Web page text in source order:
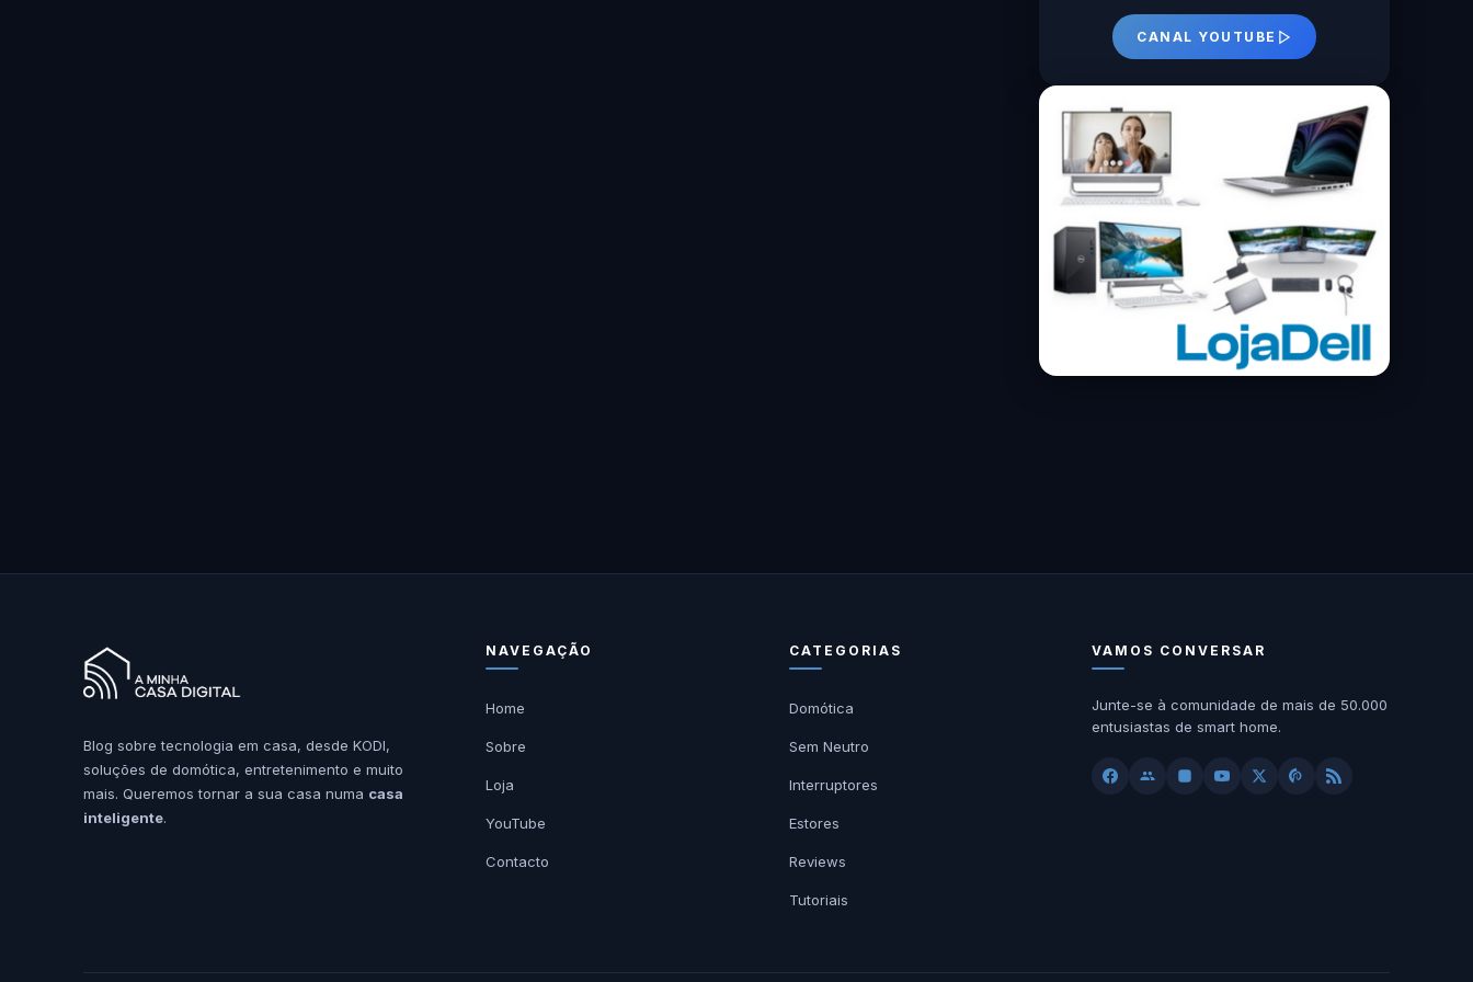
CANAL YOUTUBE
Blog sobre tecnologia em casa, desde KODI,
soluções de domótica, entretenimento e muito
mais. Queremos tornar a sua casa numa casa
inteligente.
NAVEGAÇÃO
Home
Sobre
Loja
YouTube
Contacto
CATEGORIAS
Domótica
Sem Neutro
Interruptores
Estores
Reviews
Tutoriais
VAMOS CONVERSAR
Junte-se à comunidade de mais de 50.000
entusiastas de smart home.